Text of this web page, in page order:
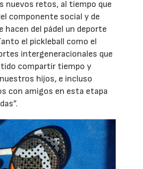
nuevos retos, al tiempo que
componente social y de
hacen del pádel un deporte
el pickleball como el
intergeneracionales que
compartir tiempo y
hijos, e incluso
con amigos en esta etapa